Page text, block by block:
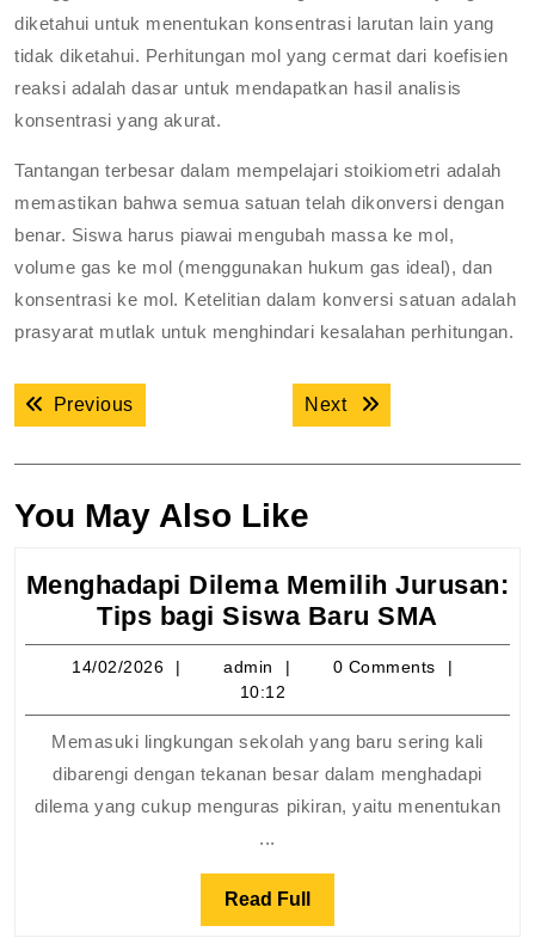
diketahui untuk menentukan konsentrasi larutan lain yang
tidak diketahui. Perhitungan mol yang cermat dari koefisien
reaksi adalah dasar untuk mendapatkan hasil analisis
konsentrasi yang akurat.
Tantangan terbesar dalam mempelajari stoikiometri adalah
memastikan bahwa semua satuan telah dikonversi dengan
benar. Siswa harus piawai mengubah massa ke mol,
volume gas ke mol (menggunakan hukum gas ideal), dan
konsentrasi ke mol. Ketelitian dalam konversi satuan adalah
prasyarat mutlak untuk menghindari kesalahan perhitungan.
Navigasi
posPreviousPrevious post: Next Next post:
You May Also Like
Menghadapi Dilema Memilih Jurusan:
Tips bagi Siswa Baru SMA
Dilema
Tips
bagi
Siswa
14/02/2026 14/02/2026
admin admin0 Comments
10:12
Memasuki lingkungan sekolah yang baru sering kali
dibarengi dengan tekanan besar dalam menghadapi
dilema yang cukup menguras pikiran, yaitu menentukan
...
Read Full Read
Full